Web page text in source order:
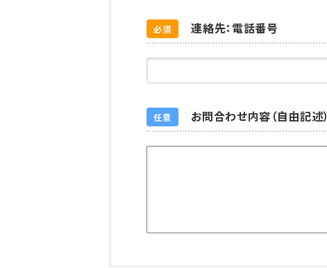
連絡先：電話番号
必須
お問合わせ内容（自由記述）
任意